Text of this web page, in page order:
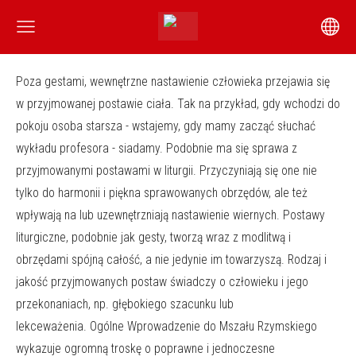
Poza gestami, wewnętrzne nastawienie człowieka przejawia się
w przyjmowanej postawie ciała. Tak na przykład, gdy wchodzi do
pokoju osoba starsza - wstajemy, gdy mamy zacząć słuchać
wykładu profesora - siadamy. Podobnie ma się sprawa z
przyjmowanymi postawami w liturgii. Przyczyniają się one nie
tylko do harmonii i piękna sprawowanych obrzędów, ale też
wpływają na lub uzewnętrzniają nastawienie wiernych. Postawy
liturgiczne, podobnie jak gesty, tworzą wraz z modlitwą i
obrzędami spójną całość, a nie jedynie im towarzyszą. Rodzaj i
jakość przyjmowanych postaw świadczy o człowieku i jego
przekonaniach, np. głębokiego szacunku lub
lekceważenia. Ogólne Wprowadzenie do Mszału Rzymskiego
wykazuje ogromną troskę o poprawne i jednoczesne